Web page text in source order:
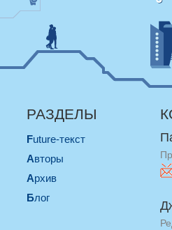
РАЗДЕЛЫ
Future-текст
Авторы
Архив
Блог